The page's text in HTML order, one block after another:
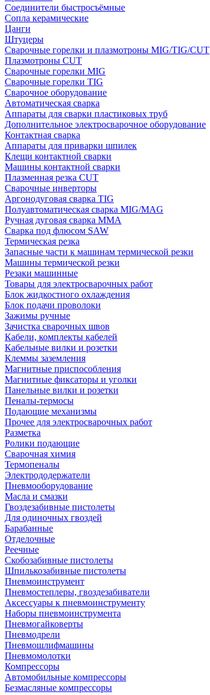
Соединители быстросъёмные
Сопла керамические
Цанги
Штуцеры
Сварочные горелки и плазмотроны MIG/TIG/CUT
Плазмотроны CUT
Сварочные горелки MIG
Сварочные горелки TIG
Сварочное оборудование
Автоматическая сварка
Аппараты для сварки пластиковых труб
Дополнительное электросварочное оборудование
Контактная сварка
Аппараты для приварки шпилек
Клещи контактной сварки
Машины контактной сварки
Плазменная резка CUT
Сварочные инверторы
Аргонодуговая сварка TIG
Полуавтоматическая сварка MIG/MAG
Ручная дуговая сварка MMA
Сварка под флюсом SAW
Термическая резка
Запасные части к машинам термической резки
Машины термической резки
Резаки машинные
Товары для электросварочных работ
Блок жидкостного охлаждения
Блок подачи проволоки
Зажимы ручные
Зачистка сварочных швов
Кабели, комплекты кабелей
Кабельные вилки и розетки
Клеммы заземления
Магнитные приспособления
Магнитные фиксаторы и уголки
Панельные вилки и розетки
Пеналы-термосы
Подающие механизмы
Прочее для электросварочных работ
Разметка
Ролики подающие
Сварочная химия
Термопеналы
Электрододержатели
Пневмооборудование
Масла и смазки
Гвоздезабивные пистолеты
Для одиночных гвоздей
Барабанные
Отделочные
Реечные
Скобозабивные пистолеты
Шпилькозабивные пистолеты
Пневмоинструмент
Пневмостеплеры, гвоздезабиватели
Аксессуары к пневмоинструменту
Наборы пневмоинструмента
Пневмогайковерты
Пневмодрели
Пневмошлифмашины
Пневмомолотки
Компрессоры
Автомобильные компрессоры
Безмасляные компрессоры